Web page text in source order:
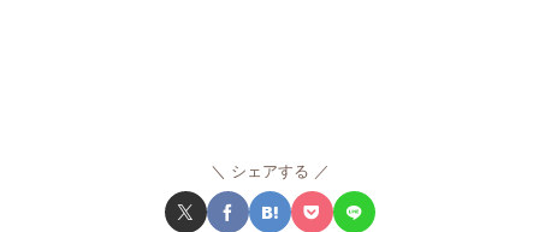
シェアする